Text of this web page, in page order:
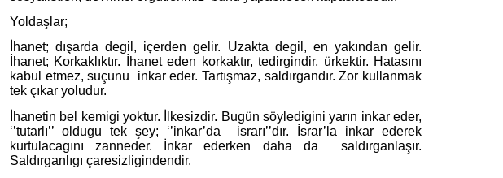
Yoldaşlar;
İhanet; dışarda degil, içerden gelir. Uzakta degil, en yakından gelir.
İhanet; Korkaklıktır. İhanet eden korkaktır, tedirgindir, ürkektir. Hatasını
kabul etmez, suçunu
inkar eder. Tartışmaz, saldırgandır. Zor kullanmak
tek çıkar yoludur.
İhanetin bel kemigi yoktur. İlkesizdir. Bugün söyledigini yarın inkar eder,
‘’tutarlı’’ oldugu tek şey; ‘’inkar’da
israrı’’dır. İsrar’la inkar ederek
kurtulacagını zanneder. İnkar ederken daha da
saldırganlaşır.
Saldırganlıgı çaresizligindendir.